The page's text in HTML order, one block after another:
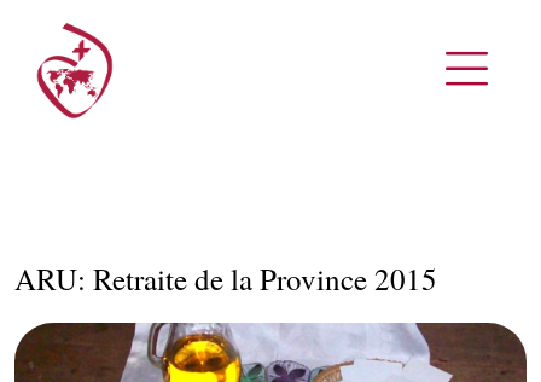
ARU: Retraite de la Province 2015